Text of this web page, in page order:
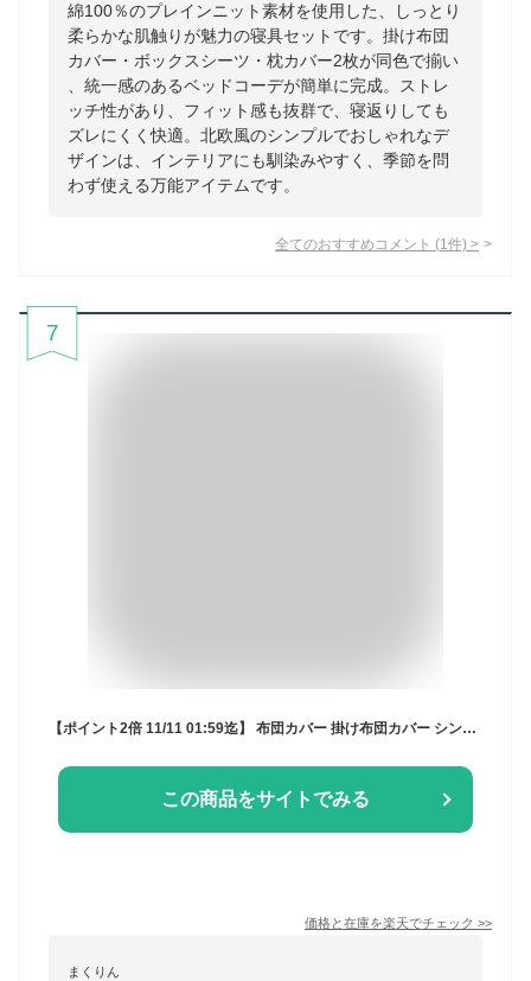
綿100％のプレインニット素材を使用した、しっとり
柔らかな肌触りが魅力の寝具セットです。掛け布団
カバー・ボックスシーツ・枕カバー2枚が同色で揃い
、統一感のあるベッドコーデが簡単に完成。ストレ
ッチ性があり、フィット感も抜群で、寝返りしても
ズレにくく快適。北欧風のシンプルでおしゃれなデ
ザインは、インテリアにも馴染みやすく、季節を問
わず使える万能アイテムです。
全てのおすすめコメント (1 件) >
7
【ポイント2倍 11/11 01:59迄】 布団カバー 掛け布団カバー シングル 綿100％ おしゃれ 北欧 エイジア 150×210cm 日本製 かわいい 掛けふとんカバー 新生活
この商品をサイトでみる
価格と在庫を楽天でチェック >>
まくりん